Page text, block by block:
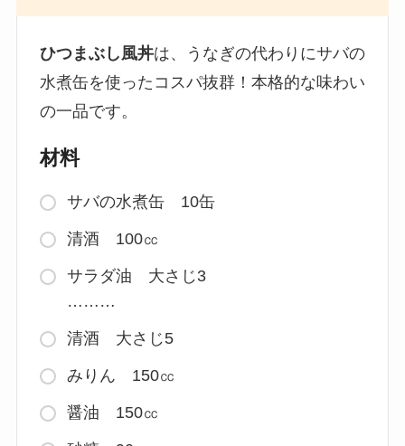
ひつまぶし風丼は、うなぎの代わりにサバの
水煮缶を使ったコスパ抜群！本格的な味わい
の一品です。
材料
サバの水煮缶 10缶
清酒 100㏄
サラダ油 大さじ3
………
清酒 大さじ5
みりん 150㏄
醤油 150㏄